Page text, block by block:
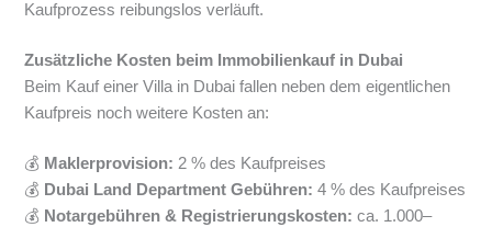
Kaufprozess reibungslos verläuft.
Zusätzliche Kosten beim Immobilienkauf in Dubai
Beim Kauf einer Villa in Dubai fallen neben dem eigentlichen
Kaufpreis noch weitere Kosten an:
💰 Maklerprovision: 2 % des Kaufpreises
💰 Dubai Land Department Gebühren: 4 % des Kaufpreises
💰 Notargebühren & Registrierungskosten: ca. 1.000–